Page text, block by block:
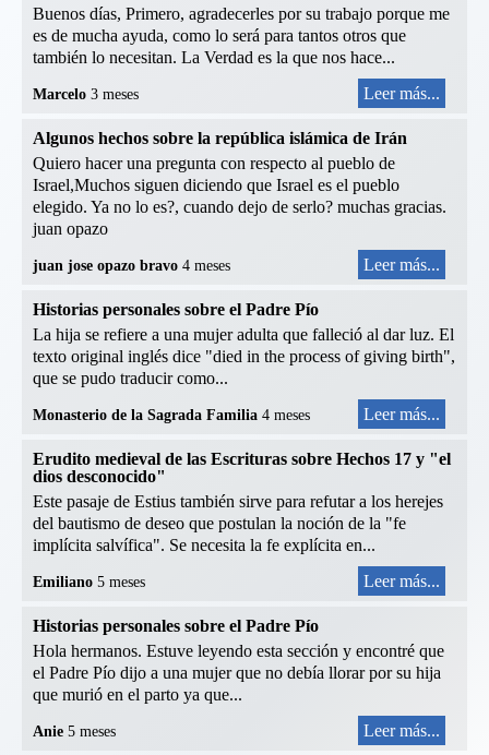
Buenos días, Primero, agradecerles por su trabajo porque me
es de mucha ayuda, como lo será para tantos otros que
también lo necesitan. La Verdad es la que nos hace...
Marcelo 3 meses Leer más...
Algunos hechos sobre la república islámica de Irán
Quiero hacer una pregunta con respecto al pueblo de
Israel,Muchos siguen diciendo que Israel es el pueblo
elegido. Ya no lo es?, cuando dejo de serlo? muchas gracias.
juan opazo
juan jose opazo bravo 4 meses Leer más...
Historias personales sobre el Padre Pío
La hija se refiere a una mujer adulta que falleció al dar luz. El
texto original inglés dice "died in the process of giving birth",
que se pudo traducir como...
Monasterio de la Sagrada Familia 4 meses Leer más...
Erudito medieval de las Escrituras sobre Hechos 17 y "el
dios desconocido"
Este pasaje de Estius también sirve para refutar a los herejes
del bautismo de deseo que postulan la noción de la "fe
implícita salvífica". Se necesita la fe explícita en...
Emiliano 5 meses Leer más...
Historias personales sobre el Padre Pío
Hola hermanos. Estuve leyendo esta sección y encontré que
el Padre Pío dijo a una mujer que no debía llorar por su hija
que murió en el parto ya que...
Anie 5 meses Leer más...